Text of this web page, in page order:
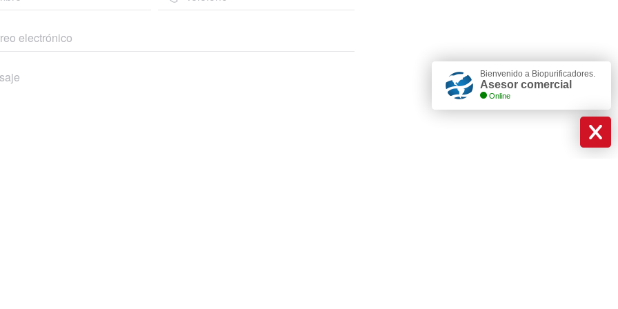
Bienvenido a Biopurificadores.
Asesor comercial
Online